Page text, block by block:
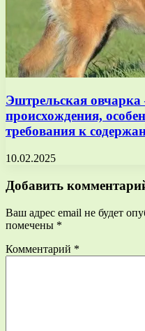
Эштрельская
происхождения,
требования к
10.02.2025
Добавить
Ваш адрес email не будет
помечены *
Комментарий *